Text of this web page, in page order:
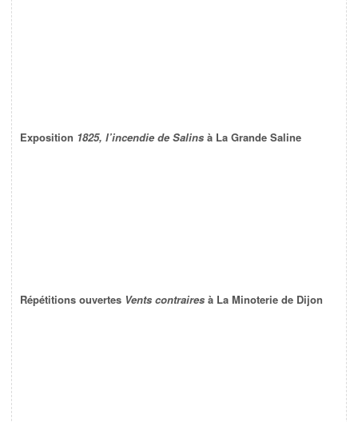
Exposition 1825, l’incendie de Salins à La Grande Saline
Répétitions ouvertes Vents contraires à La Minoterie de Dijon